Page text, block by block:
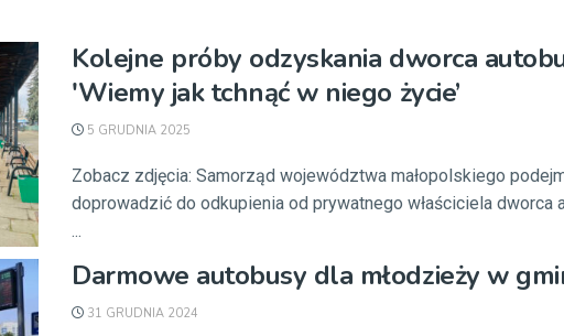
Kolejne próby odzyskania dworca
'Wiemy jak tchnąć w niego życie’
5 GRUDNIA 2025
Zobacz zdjęcia: Samorząd województwa małopolskiego
doprowadzić do odkupienia od prywatnego właściciela dworca
...
Darmowe autobusy dla młodzieży w
31 GRUDNIA 2024